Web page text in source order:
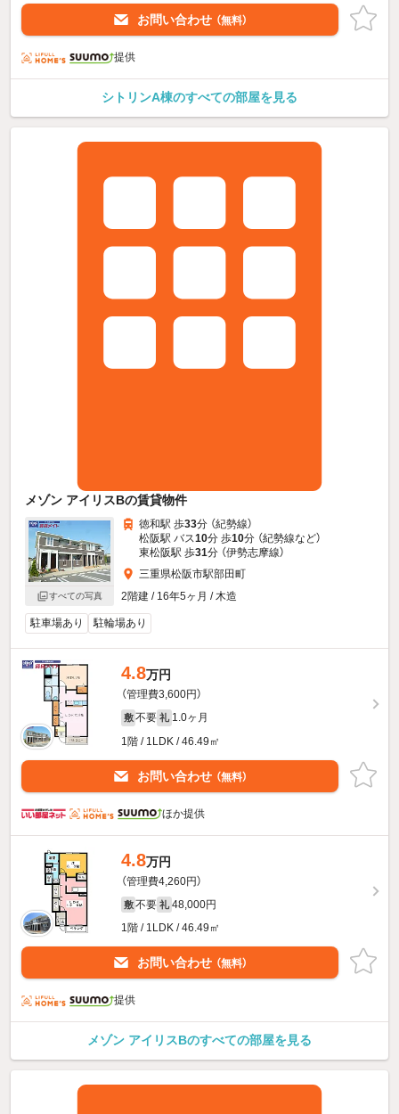
お問い合わせ （無料）
提供
シトリンA棟のすべての部屋を見る
メゾン アイリスBの賃貸物件
すべての写真
徳和駅 歩33分 （紀勢線）
松阪駅 バス10分 歩10分 （紀勢線など）
東松阪駅 歩31分 （伊勢志摩線）
三重県松阪市駅部田町
2階建 / 16年5ヶ月 / 木造
駐車場あり 駐輪場あり
4.8万円
（管理費3,600円）
敷 不要 礼 1.0ヶ月
1階 / 1LDK / 46.49㎡
お問い合わせ （無料）
ほか提供
4.8万円
（管理費4,260円）
敷 不要 礼 48,000円
1階 / 1LDK / 46.49㎡
お問い合わせ （無料）
提供
メゾン アイリスBのすべての部屋を見る